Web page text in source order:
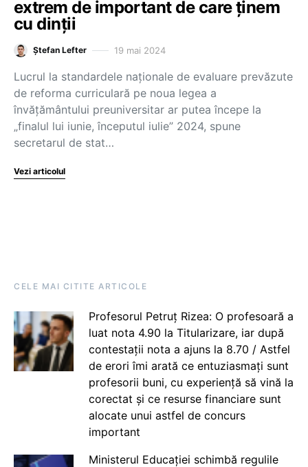
extrem de important de care ținem
cu dinții
Ștefan Lefter 19 mai 2024
Lucrul la standardele naționale de evaluare prevăzute
de reforma curriculară pe noua legea a
învățământului preuniversitar ar putea începe la
„finalul lui iunie, începutul iulie” 2024, spune
secretarul de stat…
Vezi articolul
CELE MAI CITITE ARTICOLE
Profesorul Petruț Rizea: O profesoară a
luat nota 4.90 la Titularizare, iar după
contestații nota a ajuns la 8.70 / Astfel
de erori îmi arată ce entuziasmați sunt
profesorii buni, cu experiență să vină la
corectat și ce resurse financiare sunt
alocate unui astfel de concurs
important
Ministerul Educației schimbă regulile